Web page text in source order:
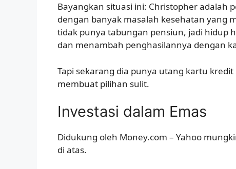
Bayangkan situasi ini: Christopher adalah
dengan banyak masalah kesehatan yang
tidak punya tabungan pensiun, jadi hidup
dan menambah penghasilannya dengan
Tapi sekarang dia punya utang kartu
membuat pilihan sulit.
Investasi dalam Emas
Didukung oleh Money.com – Yahoo
di atas.